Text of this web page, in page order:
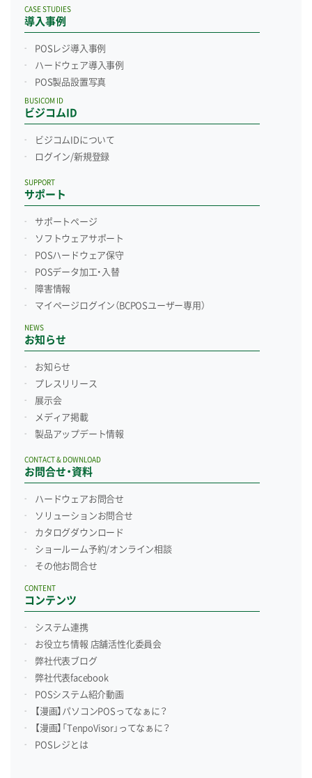
導入事例
CASE STUDIES
POSレジ導入事例
ハードウェア導入事例
POS製品設置写真
ビジコムID
BUSICOM ID
ビジコムIDについて
ログイン/新規登録
サポート
SUPPORT
サポートページ
ソフトウェアサポート
POSハードウェア保守
POSデータ加工・入替
障害情報
マイページログイン （BCPOSユーザー専用）
お知らせ
NEWS
お知らせ
プレスリリース
展示会
メディア掲載
製品アップデート情報
お問合せ・資料
CONTACT & DOWNLOAD
ハードウェアお問合せ
ソリューションお問合せ
カタログダウンロード
ショールーム予約/オンライン相談
その他お問合せ
コンテンツ
CONTENT
システム連携
お役立ち情報 店舗活性化委員会
弊社代表ブログ
弊社代表facebook
POSシステム紹介動画
【漫画】パソコンPOSってなぁに？
【漫画】「TenpoVisor」ってなぁに？
POSレジとは